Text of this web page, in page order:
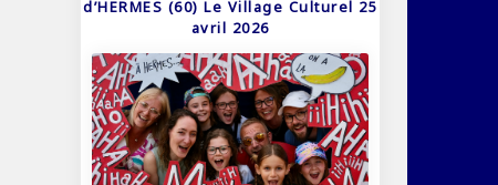
d’HERMES (60) Le Village Culturel 25
avril 2026